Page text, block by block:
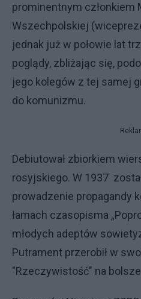
prominentnym członkiem
Wszechpolskiej
jednak już w połowie lat
poglądy, zbliżając się,
jego kolegów z tej samej
do komunizmu.
Debiutował zbiorkiem
rosyjskiego. W 1937
prowadzenie propagandy
łamach czasopisma
młodych adeptów
Putrament przerobił w
"Rzeczywistość" na